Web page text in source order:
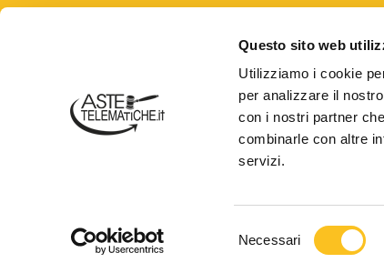
Questo sito web
Utilizziamo i cookie
per analizzare il
con i nostri partner
combinarle con altre
servizi.
Necessari
Astetelematiche.it è parte di